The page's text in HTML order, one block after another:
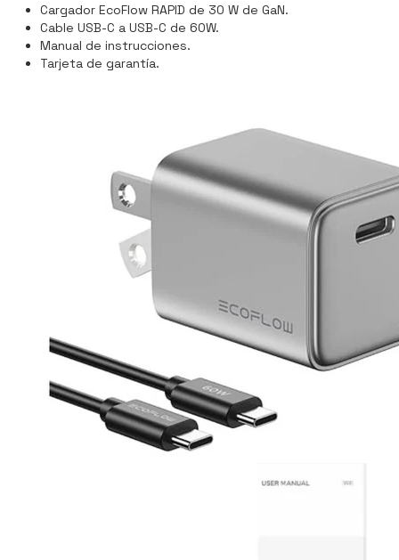
Cargador EcoFlow RAPID de 30 W de GaN.
Cable USB-C a USB-C de 60W.
Manual de instrucciones.
Tarjeta de garantía.